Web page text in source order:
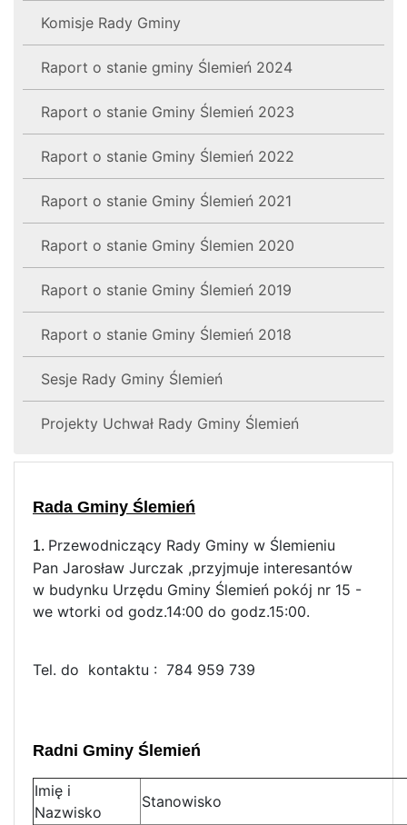
Komisje Rady Gminy
Raport o stanie gminy Ślemień 2024
Raport o stanie Gminy Ślemień 2023
Raport o stanie Gminy Ślemień 2022
Raport o stanie Gminy Ślemień 2021
Raport o stanie Gminy Ślemien 2020
Raport o stanie Gminy Ślemień 2019
Raport o stanie Gminy Ślemień 2018
Sesje Rady Gminy Ślemień
Projekty Uchwał Rady Gminy Ślemień
Rada Gminy Ślemień
1. Przewodniczący Rady Gminy w Ślemieniu
Pan Jarosław Jurczak ,przyjmuje interesantów
w budynku Urzędu Gminy Ślemień pokój nr 15 -
we wtorki od godz.14:00 do godz.15:00.
Tel. do kontaktu : 784 959 739
Radni Gminy Ślemień
Imię i
Nazwisko
Stanowisko